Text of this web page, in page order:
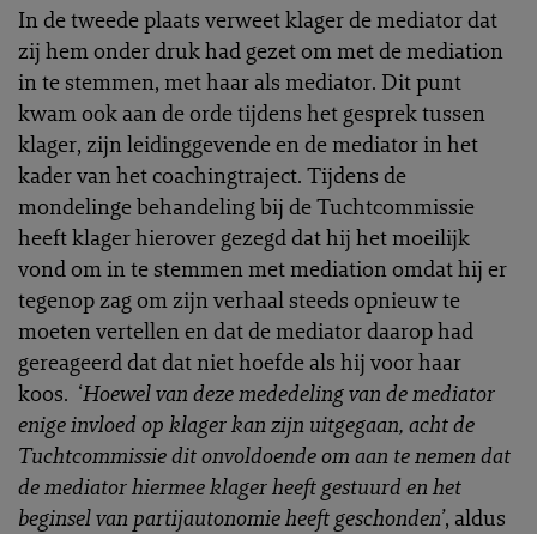
In de tweede plaats verweet klager de mediator dat
zij hem onder druk had gezet om met de mediation
in te stemmen, met haar als mediator. Dit punt
kwam ook aan de orde tijdens het gesprek tussen
klager, zijn leidinggevende en de mediator in het
kader van het coachingtraject. Tijdens de
mondelinge behandeling bij de Tuchtcommissie
heeft klager hierover gezegd dat hij het moeilijk
vond om in te stemmen met mediation omdat hij er
tegenop zag om zijn verhaal steeds opnieuw te
moeten vertellen en dat de mediator daarop had
gereageerd dat dat niet hoefde als hij voor haar
koos. ‘Hoewel van deze mededeling van de mediator
enige invloed op klager kan zijn uitgegaan, acht de
Tuchtcommissie dit onvoldoende om aan te nemen dat
de mediator hiermee klager heeft gestuurd en het
beginsel van partijautonomie heeft geschonden’, aldus